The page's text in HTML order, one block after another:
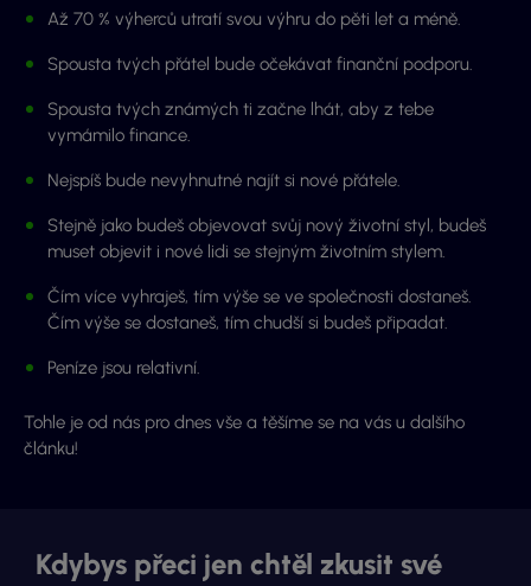
Až 70 % výherců utratí svou výhru do pěti let a méně.
Spousta tvých přátel bude očekávat finanční podporu.
Spousta tvých známých ti začne lhát, aby z tebe
vymámilo finance.
Nejspíš bude nevyhnutné najít si nové přátele.
Stejně jako budeš objevovat svůj nový životní styl, budeš
muset objevit i nové lidi se stejným životním stylem.
Čím více vyhraješ, tím výše se ve společnosti dostaneš.
Čím výše se dostaneš, tím chudší si budeš připadat.
Peníze jsou relativní.
Tohle je od nás pro dnes vše a těšíme se na vás u dalšího
článku!
Kdybys přeci jen chtěl zkusit své